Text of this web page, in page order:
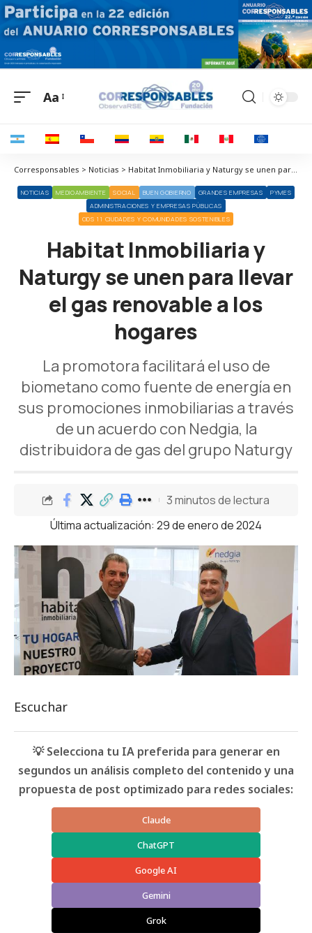
Aa
Corresponsables > Noticias > Habitat Inmobiliaria y Naturgy se unen para llevar el gas renovable a los hogares
NOTICIAS MEDIOAMBIENTE SOCIAL BUEN GOBIERNO GRANDES EMPRESAS
PYMES
ADMINISTRACIONES Y EMPRESAS PÚBLICAS
ODS 11 CIUDADES Y COMUNIDADES SOSTENIBLES
Habitat Inmobiliaria y
Naturgy se unen para llevar
el gas renovable a los
hogares
La promotora facilitará el uso de
biometano como fuente de energía en
sus promociones inmobiliarias a través
de un acuerdo con Nedgia, la
distribuidora de gas del grupo Naturgy
Última actualización: 29 de enero de 2024
3 minutos de lectura
Escuchar
💡 Selecciona tu IA preferida para generar en
segundos un análisis completo del contenido y una
propuesta de post optimizado para redes sociales:
Claude
ChatGPT
Google AI
Gemini
Grok